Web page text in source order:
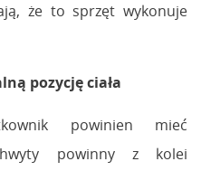
że to sprzęt wykonuje
pozycję ciała
powinien mieć
powinny z kolei